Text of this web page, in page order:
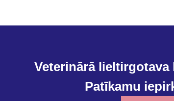
Veterinārā lieltirgotava
Patīkamu